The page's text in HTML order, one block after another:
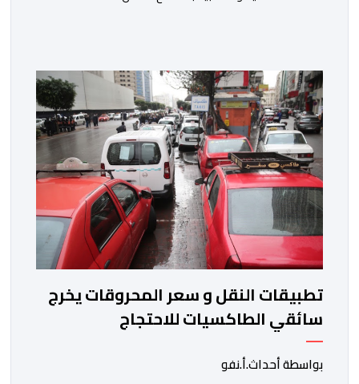
اعتبره الائتلاف جاء في غياب تام للمقاربة التشاركية وعدم
أخذ رأي وملاحظات التمثيليات المهنية للأطباء ومقدمي
الخدمات العلاجية رغم ما تسنه مقتضيات مشروع القانون
من عقوبات مالية ضدهم وتهدد […]
تطبيقات النقل و سعر المحروقات يخرج
سائقي الطاكسيات للاحتجاج
بواسطة أحداث.أ.نفو